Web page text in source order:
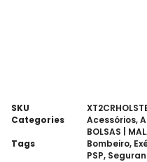
SKU
Categories
Acessórios,
BOLSAS |
Tags
Bombeiro,
PSP,